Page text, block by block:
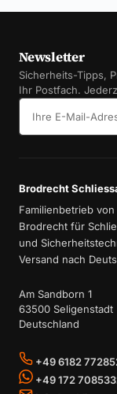
Newsletter
Sicherheits-Tipps,
Ihr Postfach.
Brodrecht
Familienbetrieb
Brodrecht für
und
Versand nach
Am Sandborn 1
63500 Seligenstadt
Deutschland
+49 6182
+49 172